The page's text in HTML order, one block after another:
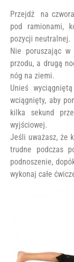
Przejdź na
pod ramionami,
pozycji neutralnej.
Nie poruszając
przodu, a drugą
nóg na ziemi.
Unieś
wciągnięty, aby
kilka sekund
wyjściowej.
Jeśli uważasz, że
trudne podczas
podnoszenie,
wykonaj całe